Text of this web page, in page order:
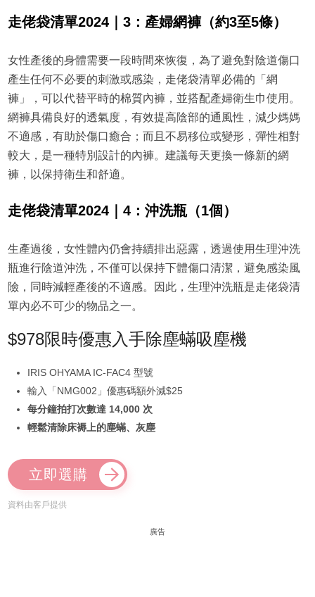
走佬袋清單2024｜3：產婦網褲（約3至5條）
女性產後的身體需要一段時間來恢復，為了避免對陰道傷口
產生任何不必要的刺激或感染，走佬袋清單必備的「網
褲」，可以代替平時的棉質內褲，並搭配產婦衛生巾使用。
網褲具備良好的透氣度，有效提高陰部的通風性，減少媽媽
不適感，有助於傷口癒合；而且不易移位或變形，彈性相對
較大，是一種特別設計的內褲。建議每天更換一條新的網
褲，以保持衛生和舒適。
走佬袋清單2024｜4：沖洗瓶（1個）
生產過後，女性體內仍會持續排出惡露，透過使用生理沖洗
瓶進行陰道沖洗，不僅可以保持下體傷口清潔，避免感染風
險，同時減輕產後的不適感。因此，生理沖洗瓶是走佬袋清
單內必不可少的物品之一。
$978限時優惠入手除塵蟎吸塵機
IRIS OHYAMA IC-FAC4 型號
輸入「NMG002」優惠碼額外減$25
每分鐘拍打次數達 14,000 次
輕鬆清除床褥上的塵蟎、灰塵
立即選購
資料由客戶提供
廣告